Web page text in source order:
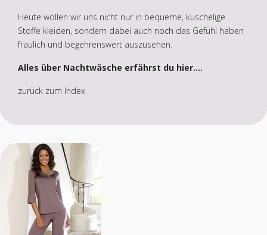
Heute wollen wir uns nicht nur in bequeme, kuschelige
Stoffe kleiden, sondern dabei auch noch das Gefühl haben
fraulich und begehrenswert auszusehen.
Alles über Nachtwäsche erfährst du hier....
zurück zum Index